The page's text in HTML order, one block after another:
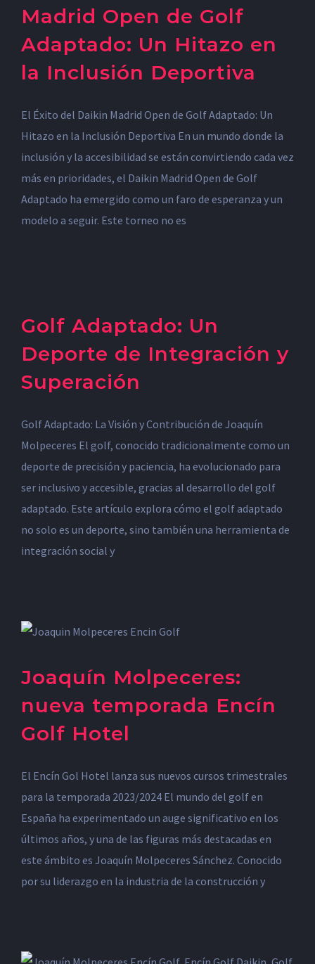
Madrid Open de Golf
Adaptado: Un Hitazo en
la Inclusión Deportiva
El Éxito del Daikin Madrid Open de Golf Adaptado: Un
Hitazo en la Inclusión Deportiva En un mundo donde la
inclusión y la accesibilidad se están convirtiendo cada vez
más en prioridades, el Daikin Madrid Open de Golf
Adaptado ha emergido como un faro de esperanza y un
modelo a seguir. Este torneo no es
Golf Adaptado: Un
Deporte de Integración y
Superación
Golf Adaptado: La Visión y Contribución de Joaquín
Molpeceres El golf, conocido tradicionalmente como un
deporte de precisión y paciencia, ha evolucionado para
ser inclusivo y accesible, gracias al desarrollo del golf
adaptado. Este artículo explora cómo el golf adaptado
no solo es un deporte, sino también una herramienta de
integración social y
Joaquín Molpeceres:
nueva temporada Encín
Golf Hotel
El Encín Gol Hotel lanza sus nuevos cursos trimestrales
para la temporada 2023/2024 El mundo del golf en
España ha experimentado un auge significativo en los
últimos años, y una de las figuras más destacadas en
este ámbito es Joaquín Molpeceres Sánchez. Conocido
por su liderazgo en la industria de la construcción y